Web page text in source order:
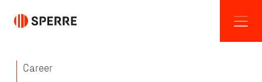
Career